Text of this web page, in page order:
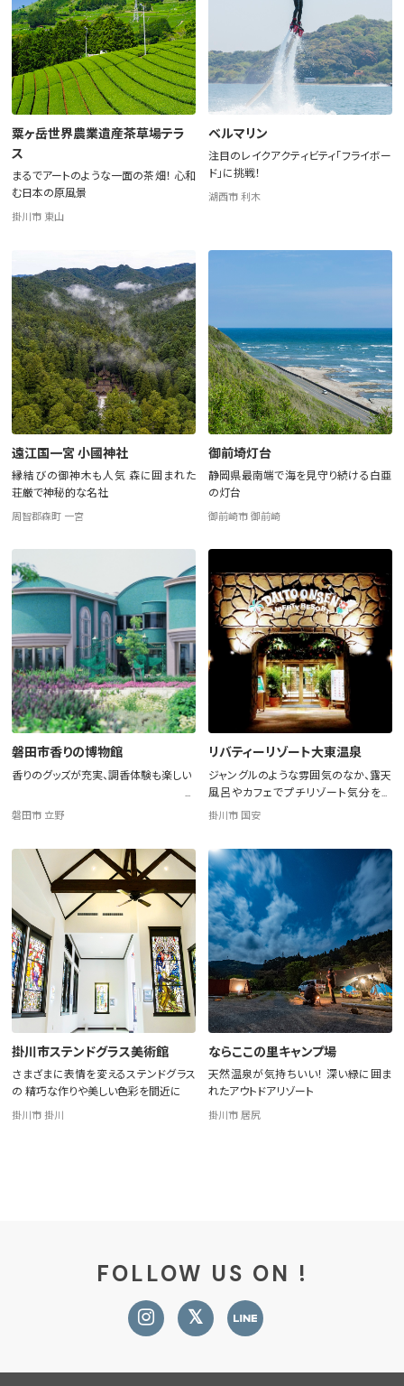
粟ヶ岳世界農業遺産茶草場テラ
ス
まるでアートのような一面の茶畑！ 心和
む日本の原風景
掛川市 東山
ベルマリン
注目のレイクアクティビティ「フライボー
ド」に挑戦！
湖西市 利木
遠江国一宮 小國神社
縁結びの御神木も人気 森に囲まれた
荘厳で神秘的な名社
周智郡森町 一宮
御前埼灯台
静岡県最南端で海を見守り続ける白亜
の灯台
御前崎市 御前崎
磐田市香りの博物館
香りのグッズが充実、調香体験も楽しい
磐田市 立野
リバティーリゾート大東温泉
ジャングルのような雰囲気のなか、露天
風呂やカフェでプチリゾート気分を満
喫！
掛川市 国安
掛川市ステンドグラス美術館
さまざまに表情を変えるステンドグラス
の 精巧な作りや美しい色彩を間近に
掛川市 掛川
ならここの里キャンプ場
天然温泉が気持ちいい！ 深い緑に囲ま
れたアウトドアリゾート
掛川市 居尻
FOLLOW US ON !